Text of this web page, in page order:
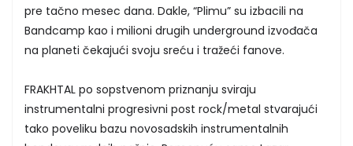
pre tačno mesec dana. Dakle, “Plimu” su izbacili na
Bandcamp kao i milioni drugih underground izvođača
na planeti čekajući svoju sreću i tražeći fanove.
FRAKHTAL po sopstvenom priznanju sviraju
instrumentalni progresivni post rock/metal stvarajući
tako poveliku bazu novosadskih instrumentalnih